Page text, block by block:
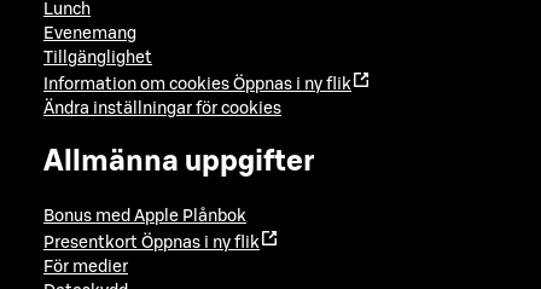
Lunch
Evenemang
Tillgänglighet
Information om cookies Öppnas i ny flik
Ändra inställningar för cookies
Allmänna uppgifter
Bonus med Apple Plånbok
Presentkort Öppnas i ny flik
För medier